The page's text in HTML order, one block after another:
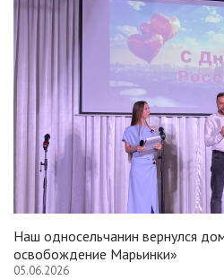
Наш односельчанин вернулся
освобождение Марьинки»
05.06.2026